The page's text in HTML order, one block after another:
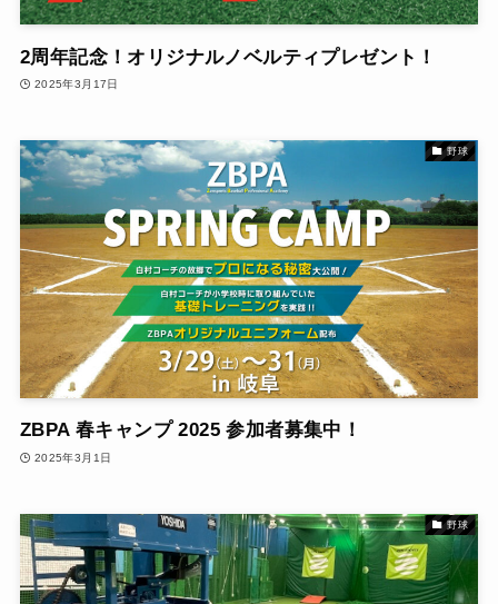
2周年記念！オリジナルノベルティプレゼント！
2025年3月17日
野球
ZBPA 春キャンプ 2025 参加者募集中！
2025年3月1日
野球